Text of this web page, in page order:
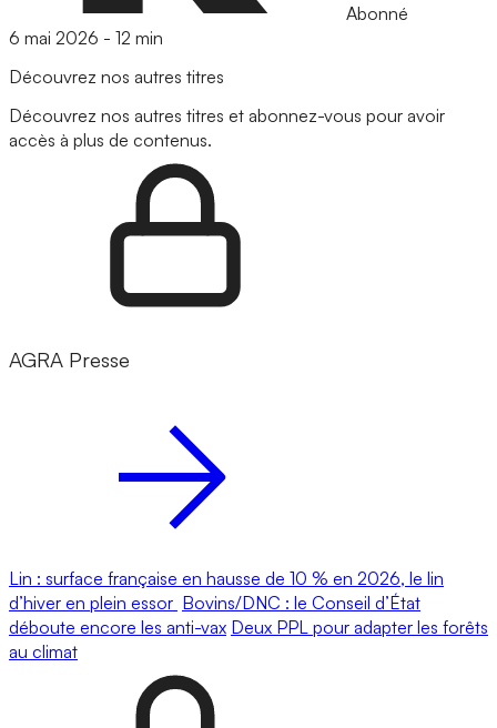
Abonné
6 mai 2026 - 12 min
Découvrez nos autres titres
Découvrez nos autres titres et abonnez-vous pour avoir
accès à plus de contenus.
AGRA Presse
Lin : surface française en hausse de 10 % en 2026, le lin
d’hiver en plein essor Bovins/DNC : le Conseil d’État
déboute encore les anti-vax Deux PPL pour adapter les forêts
au climat